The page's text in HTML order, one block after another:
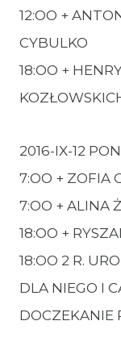
12:OO +
CYBULKO
18:OO +
2016-IX-12
7:OO + ZOFIA
7:OO + ALINA
18:OO +
18:OO 2 R.
DLA NIEGO I
DOCZEKANIE